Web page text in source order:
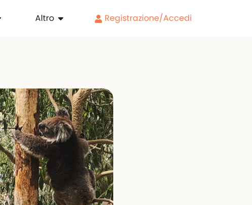
Altro Registrazione/Accedi